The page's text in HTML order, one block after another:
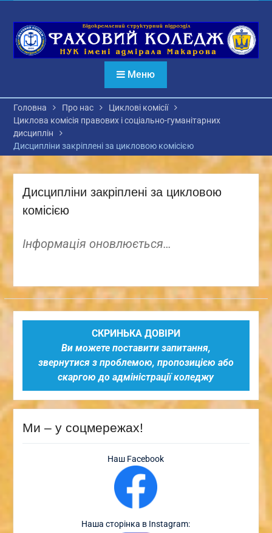
вмісту
Меню
Головна Про нас
Циклові комісії
Циклова комісія правових і соціально-гуманітарних
дисциплін
Дисципліни закріплені за цикловою комісією
Дисципліни закріплені за цикловою
комісією
Інформація оновлюється…
СКРИНЬКА ДОВІРИ
Ви можете поставити запитання,
звернутися з проблемою, пропозицією або
скаргою до адміністрації коледжу
Ми – у соцмережах!
Наш Facebook
Наша сторінка в Instagram: